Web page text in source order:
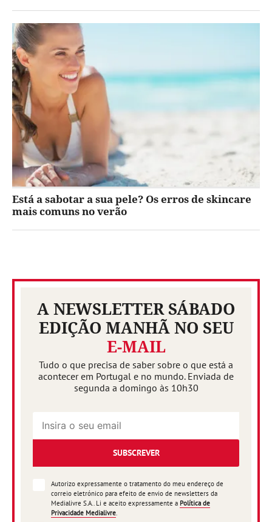
Está a sabotar a sua pele? Os erros de skincare
mais comuns no verão
A NEWSLETTER SÁBADO
EDIÇÃO MANHÃ NO SEU
E-MAIL
Tudo o que precisa de saber sobre o que está a
acontecer em Portugal e no mundo. Enviada de
segunda a domingo às 10h30
SUBSCREVER
Autorizo expressamente o tratamento do meu endereço de
correio eletrónico para efeito de envio de newsletters da
Medialivre S.A.. Li e aceito expressamente a Política de
Privacidade Medialivre